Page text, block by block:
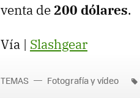
venta de200 dólares.
Vía | Slashgear
TEMAS Fotografía y vídeo